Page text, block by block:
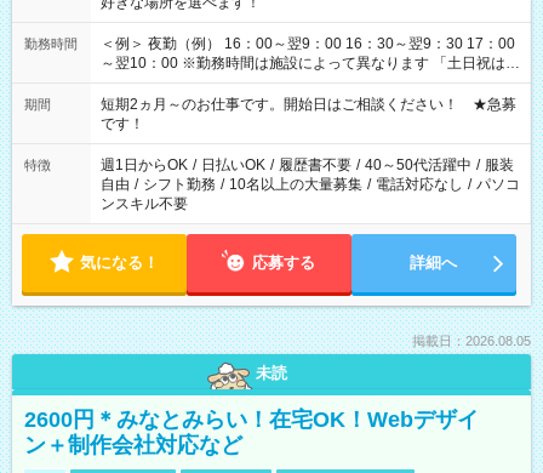
勤務時間
＜例＞ 夜勤（例） 16：00～翌9：00 16：30～翌9：30 17：00
～翌10：00 ※勤務時間は施設によって異なります 「土日祝は休
みたい」 「しっかり稼ぎたい」 「もう少し遅い時間から始めた
い」など ご希望にあったお仕事をご案内いたします。 ※未経験
の方の場合は1～2ヶ月間は日中での仕事を経験いただき、 お
仕事に慣れてからの夜勤になります。 ★家庭の都合でお休みが
必要な場合も遠慮なくご相談ください。
期間
短期2ヵ月～のお仕事です。開始日はご相談ください！ ★急募
です！
特徴 週1日からOK / 日払いOK / 履歴書不要 / 40～50代活躍中 / 服装
自由 / シフト勤務 / 10名以上の大量募集 / 電話対応なし / パソコ
ンスキル不要
気になる！ 応募する 詳細へ
掲載日：2026.08.05
未読
2600円＊みなとみらい！在宅OK！Webデザイ
ン＋制作会社対応など